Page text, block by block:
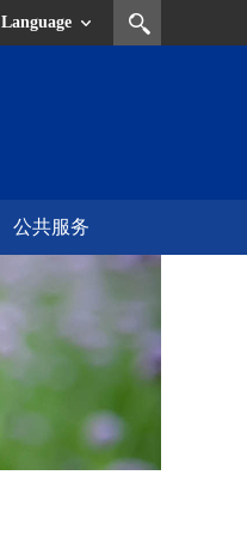
Language
公共服务